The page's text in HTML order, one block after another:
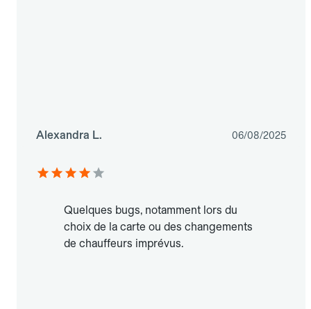
Alexandra L. 06/08/2025
Quelques bugs, notamment lors du
choix de la carte ou des changements
de chauffeurs imprévus.